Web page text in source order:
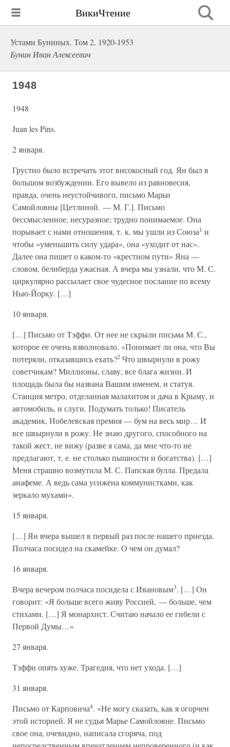
ВикиЧтение
Устами Буниных. Том 2. 1920-1953
Бунин Иван Алексеевич
1948
1948
Juan les Pins.
2 января.
Грустно было встречать этот високосный год. Ян был в
большом возбуждении. Его вывело из равновесия,
правда, очень неустойчивого, письмо Марьи
Самойловны [Цетлиной. — М. Г.]. Письмо
бессмысленное, несуразное; трудно понимаемое. Она
порывает с нами отношения, т. к. мы ушли из Союза1 и
чтобы «уменьшить силу удара», она «уходит от нас».
Далее она пишет о каком-то «крестном пути» Яна —
словом, белиберда ужасная. А вчера мы узнали, что М. С.
циркулярно рассылает свое чудесное послание по всему
Нью-Йорку. […]
10 января.
[…] Письмо от Тэффи. От нее не скрыли письма М. С.,
которое ее очень взволновало. «Понимает ли она, что Вы
потеряли, отказавшись ехать?2 Что швырнули в рожу
советчикам? Миллионы, славу, все блага жизни. И
площадь была бы названа Вашим именем, и статуя.
Станция метро, отделанная малахитом и дача в Крыму, и
автомобиль, и слуги. Подумать только! Писатель
академик, Нобелевская премия — бум на весь мир… И
все швырнули в рожу. Не знаю другого, способного на
такой жест, не вижу (разве я сама, да мне что-то не
предлагают, т, е. не столько пышности и богатства). […]
Меня страшно возмутила М. С. Папская булла. Предала
анафеме. А ведь сама усижена коммунистками, как
зеркало мухами».
15 января.
[…] Ян вчера вышел в первый раз после нашего приезда.
Полчаса посидел на скамейке. О чем он думал?
16 января.
Вчера вечером полчаса посидела с Ивановым3. […] Он
говорит: «Я больше всего живу Россией, — больше, чем
стихами. […] Я монархист. Считаю начало ее гибели с
Первой Думы…»
27 января.
Тэффи опять хуже. Трагедия, что нет ухода. […]
31 января.
Письмо от Карповича4. «Не могу сказать, как я огорчен
этой историей. Я не судья Марье Самойловне. Письмо
свое она, очевидно, написала сгоряча, под